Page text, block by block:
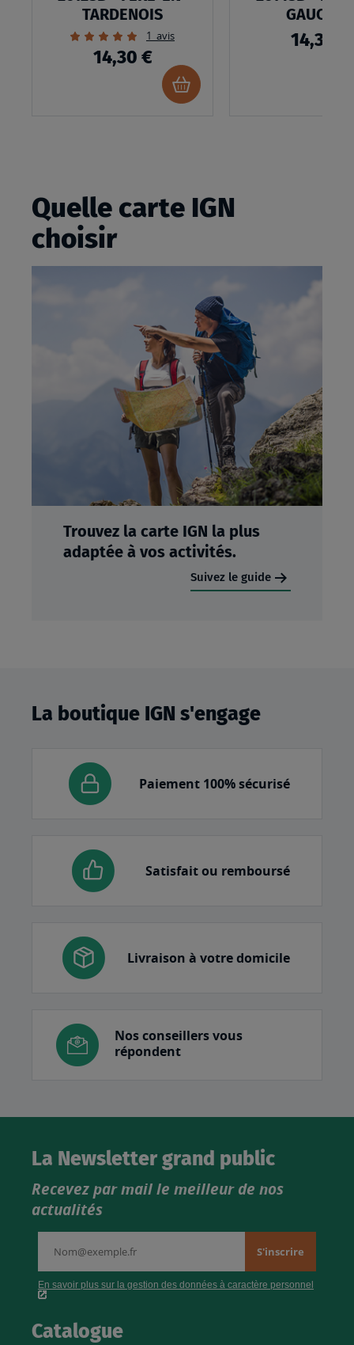
TARDENOIS
Évaluation:
100%
1 avis
14,30 €
Ajouter
au
GAUCHER
14,30 €
Quelle carte IGN
choisir
Trouvez la carte IGN la plus
adaptée à vos activités.
Suivez le guide
La boutique IGN s'engage
Paiement 100% sécurisé
Satisfait ou remboursé
Livraison à votre domicile
Nos conseillers vous
répondent
La Newsletter grand public
Recevez par mail le meilleur de nos
actualités
Catalogue